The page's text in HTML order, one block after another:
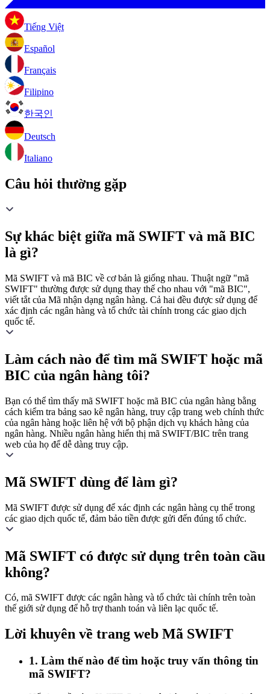
Tiếng Việt
Español
Français
Filipino
한국인
Deutsch
Italiano
Câu hỏi thường gặp
Sự khác biệt giữa mã SWIFT và mã BIC
là gì?
Mã SWIFT và mã BIC về cơ bản là giống nhau. Thuật ngữ "mã
SWIFT" thường được sử dụng thay thế cho nhau với "mã BIC",
viết tắt của Mã nhận dạng ngân hàng. Cả hai đều được sử dụng để
xác định các ngân hàng và tổ chức tài chính trong các giao dịch
quốc tế.
Làm cách nào để tìm mã SWIFT hoặc mã
BIC của ngân hàng tôi?
Bạn có thể tìm thấy mã SWIFT hoặc mã BIC của ngân hàng bằng
cách kiểm tra bảng sao kê ngân hàng, truy cập trang web chính thức
của ngân hàng hoặc liên hệ với bộ phận dịch vụ khách hàng của
ngân hàng. Nhiều ngân hàng hiển thị mã SWIFT/BIC trên trang
web của họ để dễ dàng truy cập.
Mã SWIFT dùng để làm gì?
Mã SWIFT được sử dụng để xác định các ngân hàng cụ thể trong
các giao dịch quốc tế, đảm bảo tiền được gửi đến đúng tổ chức.
Mã SWIFT có được sử dụng trên toàn cầu
không?
Có, mã SWIFT được các ngân hàng và tổ chức tài chính trên toàn
thế giới sử dụng để hỗ trợ thanh toán và liên lạc quốc tế.
Lời khuyên về trang web Mã SWIFT
1. Làm thế nào để tìm hoặc truy vấn thông tin
mã SWIFT?